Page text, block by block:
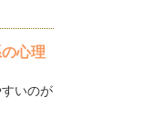
心理
いのが